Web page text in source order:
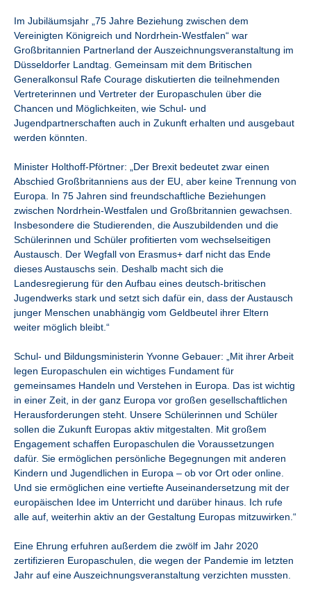
Im Jubiläumsjahr „75 Jahre Beziehung zwischen dem
Vereinigten Königreich und Nordrhein-Westfalen“ war
Großbritannien Partnerland der Auszeichnungsveranstaltung im
Düsseldorfer Landtag. Gemeinsam mit dem Britischen
Generalkonsul Rafe Courage diskutierten die teilnehmenden
Vertreterinnen und Vertreter der Europaschulen über die
Chancen und Möglichkeiten, wie Schul- und
Jugendpartnerschaften auch in Zukunft erhalten und ausgebaut
werden könnten.
Minister Holthoff-Pförtner: „Der Brexit bedeutet zwar einen
Abschied Großbritanniens aus der EU, aber keine Trennung von
Europa. In 75 Jahren sind freundschaftliche Beziehungen
zwischen Nordrhein-Westfalen und Großbritannien gewachsen.
Insbesondere die Studierenden, die Auszubildenden und die
Schülerinnen und Schüler profitierten vom wechselseitigen
Austausch. Der Wegfall von Erasmus+ darf nicht das Ende
dieses Austauschs sein. Deshalb macht sich die
Landesregierung für den Aufbau eines deutsch-britischen
Jugendwerks stark und setzt sich dafür ein, dass der Austausch
junger Menschen unabhängig vom Geldbeutel ihrer Eltern
weiter möglich bleibt.“
Schul- und Bildungsministerin Yvonne Gebauer: „Mit ihrer Arbeit
legen Europaschulen ein wichtiges Fundament für
gemeinsames Handeln und Verstehen in Europa. Das ist wichtig
in einer Zeit, in der ganz Europa vor großen gesellschaftlichen
Herausforderungen steht. Unsere Schülerinnen und Schüler
sollen die Zukunft Europas aktiv mitgestalten. Mit großem
Engagement schaffen Europaschulen die Voraussetzungen
dafür. Sie ermöglichen persönliche Begegnungen mit anderen
Kindern und Jugendlichen in Europa – ob vor Ort oder online.
Und sie ermöglichen eine vertiefte Auseinandersetzung mit der
europäischen Idee im Unterricht und darüber hinaus. Ich rufe
alle auf, weiterhin aktiv an der Gestaltung Europas mitzuwirken.“
Eine Ehrung erfuhren außerdem die zwölf im Jahr 2020
zertifizieren Europaschulen, die wegen der Pandemie im letzten
Jahr auf eine Auszeichnungsveranstaltung verzichten mussten.